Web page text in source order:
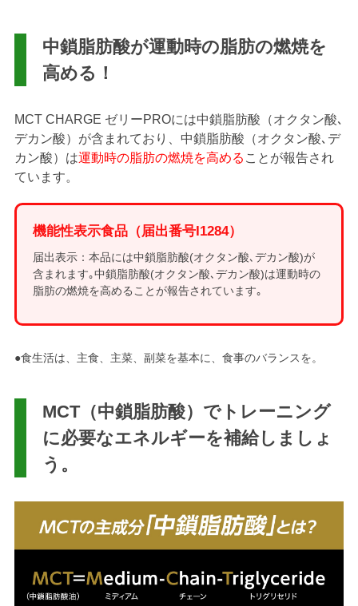
中鎖脂肪酸が運動時の脂肪の燃焼を
高める！
MCT CHARGE ゼリーPROには中鎖脂肪酸（オクタン酸､
デカン酸）が含まれており、 中鎖脂肪酸（オクタン酸､デ
カン酸）は運動時の脂肪の燃焼を高める ことが報告され
ています。
機能性表示食品（届出番号I1284）
届出表示：本品には中鎖脂肪酸(オクタン酸､デカン酸)が
含まれます｡中鎖脂肪酸(オクタン酸､デカン酸)は運動時の
脂肪の燃焼を高めることが報告されています｡
●食生活は、主食、主菜、副菜を基本に、食事のバランスを。
MCT（中鎖脂肪酸）でトレーニング
に必要なエネルギーを補給しましょ
う。